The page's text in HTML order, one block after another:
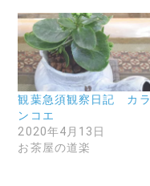
観葉急須観察日記 カラ
ンコエ
2020年4月13日
お茶屋の道楽